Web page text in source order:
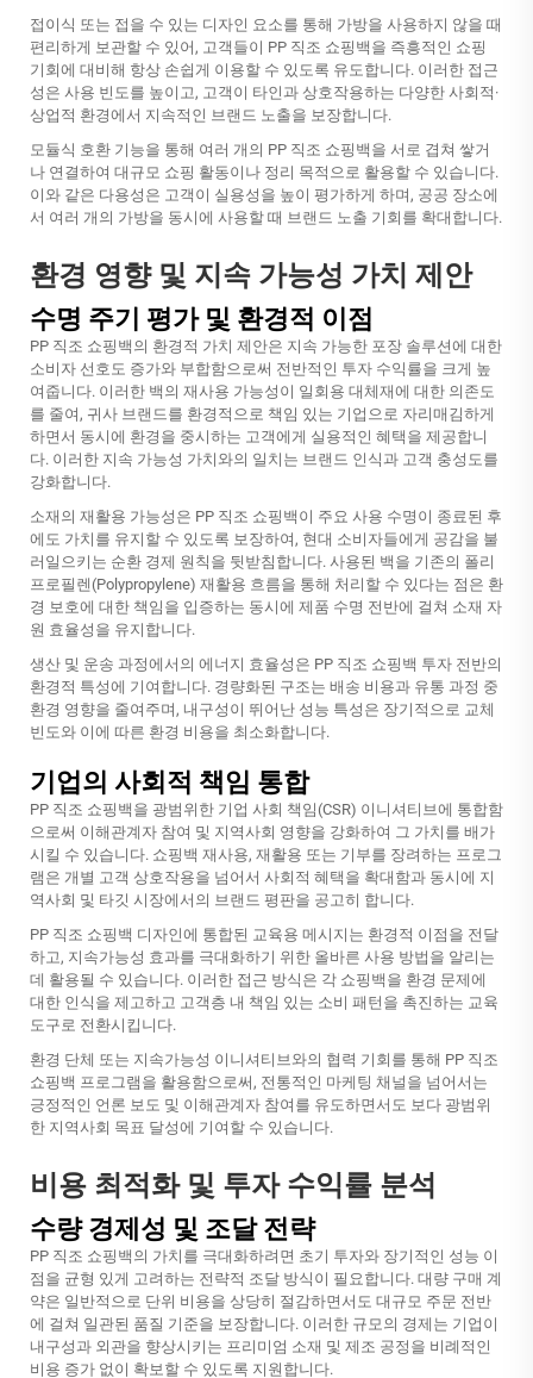
접이식 또는 접을 수 있는 디자인 요소를 통해 가방을 사용하지 않을 때
편리하게 보관할 수 있어, 고객들이 PP 직조 쇼핑백을 즉흥적인 쇼핑
기회에 대비해 항상 손쉽게 이용할 수 있도록 유도합니다. 이러한 접근
성은 사용 빈도를 높이고, 고객이 타인과 상호작용하는 다양한 사회적·
상업적 환경에서 지속적인 브랜드 노출을 보장합니다.
모듈식 호환 기능을 통해 여러 개의 PP 직조 쇼핑백을 서로 겹쳐 쌓거
나 연결하여 대규모 쇼핑 활동이나 정리 목적으로 활용할 수 있습니다.
이와 같은 다용성은 고객이 실용성을 높이 평가하게 하며, 공공 장소에
서 여러 개의 가방을 동시에 사용할 때 브랜드 노출 기회를 확대합니다.
환경 영향 및 지속 가능성 가치 제안
수명 주기 평가 및 환경적 이점
PP 직조 쇼핑백의 환경적 가치 제안은 지속 가능한 포장 솔루션에 대한
소비자 선호도 증가와 부합함으로써 전반적인 투자 수익률을 크게 높
여줍니다. 이러한 백의 재사용 가능성이 일회용 대체재에 대한 의존도
를 줄여, 귀사 브랜드를 환경적으로 책임 있는 기업으로 자리매김하게
하면서 동시에 환경을 중시하는 고객에게 실용적인 혜택을 제공합니
다. 이러한 지속 가능성 가치와의 일치는 브랜드 인식과 고객 충성도를
강화합니다.
소재의 재활용 가능성은 PP 직조 쇼핑백이 주요 사용 수명이 종료된 후
에도 가치를 유지할 수 있도록 보장하여, 현대 소비자들에게 공감을 불
러일으키는 순환 경제 원칙을 뒷받침합니다. 사용된 백을 기존의 폴리
프로필렌(Polypropylene) 재활용 흐름을 통해 처리할 수 있다는 점은 환
경 보호에 대한 책임을 입증하는 동시에 제품 수명 전반에 걸쳐 소재 자
원 효율성을 유지합니다.
생산 및 운송 과정에서의 에너지 효율성은 PP 직조 쇼핑백 투자 전반의
환경적 특성에 기여합니다. 경량화된 구조는 배송 비용과 유통 과정 중
환경 영향을 줄여주며, 내구성이 뛰어난 성능 특성은 장기적으로 교체
빈도와 이에 따른 환경 비용을 최소화합니다.
기업의 사회적 책임 통합
PP 직조 쇼핑백을 광범위한 기업 사회 책임(CSR) 이니셔티브에 통합함
으로써 이해관계자 참여 및 지역사회 영향을 강화하여 그 가치를 배가
시킬 수 있습니다. 쇼핑백 재사용, 재활용 또는 기부를 장려하는 프로그
램은 개별 고객 상호작용을 넘어서 사회적 혜택을 확대함과 동시에 지
역사회 및 타깃 시장에서의 브랜드 평판을 공고히 합니다.
PP 직조 쇼핑백 디자인에 통합된 교육용 메시지는 환경적 이점을 전달
하고, 지속가능성 효과를 극대화하기 위한 올바른 사용 방법을 알리는
데 활용될 수 있습니다. 이러한 접근 방식은 각 쇼핑백을 환경 문제에
대한 인식을 제고하고 고객층 내 책임 있는 소비 패턴을 촉진하는 교육
도구로 전환시킵니다.
환경 단체 또는 지속가능성 이니셔티브와의 협력 기회를 통해 PP 직조
쇼핑백 프로그램을 활용함으로써, 전통적인 마케팅 채널을 넘어서는
긍정적인 언론 보도 및 이해관계자 참여를 유도하면서도 보다 광범위
한 지역사회 목표 달성에 기여할 수 있습니다.
비용 최적화 및 투자 수익률 분석
수량 경제성 및 조달 전략
PP 직조 쇼핑백의 가치를 극대화하려면 초기 투자와 장기적인 성능 이
점을 균형 있게 고려하는 전략적 조달 방식이 필요합니다. 대량 구매 계
약은 일반적으로 단위 비용을 상당히 절감하면서도 대규모 주문 전반
에 걸쳐 일관된 품질 기준을 보장합니다. 이러한 규모의 경제는 기업이
내구성과 외관을 향상시키는 프리미엄 소재 및 제조 공정을 비례적인
비용 증가 없이 확보할 수 있도록 지원합니다.